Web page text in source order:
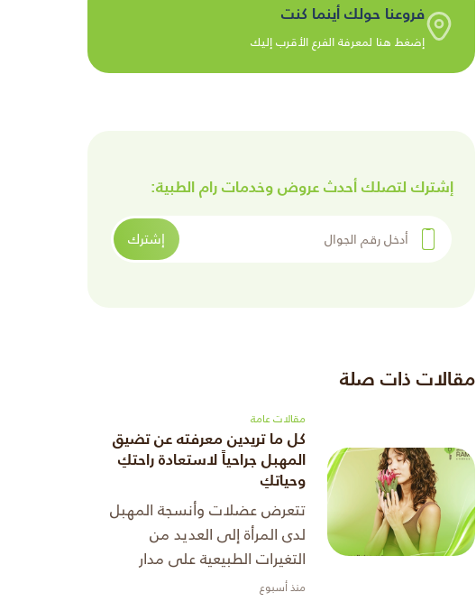
فروعنا حولك أينما كنت
إضغط هنا لمعرفة الفرع الأقرب إليك
إشترك لتصلك أحدث عروض وخدمات رام الطبية:
إشترك
مقالات ذات صلة
مقالات عامة
كل ما تريدين معرفته عن تضيق
المهبل جراحياً لاستعادة راحتكِ
وحياتكِ
تتعرض عضلات وأنسجة المهبل
لدى المرأة إلى العديد من
التغيرات الطبيعية على مدار
مراحل حياتها المختلفة، ويعد
منذ أسبوع